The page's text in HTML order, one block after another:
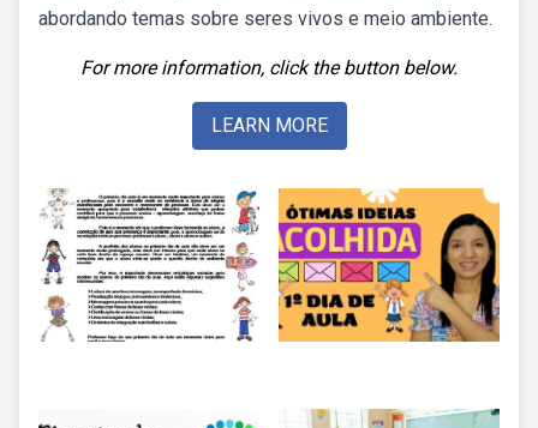
abordando temas sobre seres vivos e meio ambiente.
For more information, click the button below.
LEARN MORE